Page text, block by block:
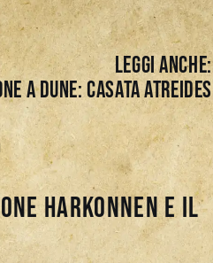
LEGGI ANCHE:
A DUNE: CASATA ATREIDES
Harkonnen e il